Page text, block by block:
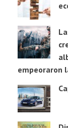
empeoraron